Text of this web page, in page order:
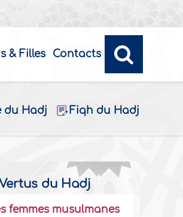
& Filles Contacts
du Hadj Fiqh du Hadj
du Hadj
femmes musulmanes